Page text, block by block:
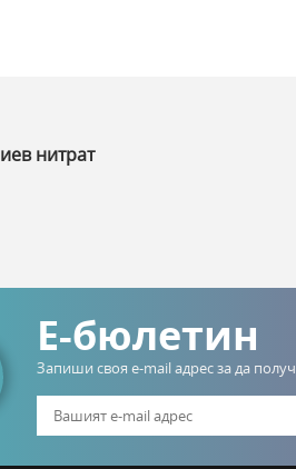
нитрат
Е-бюлетин
Запиши своя e-mail адрес за да